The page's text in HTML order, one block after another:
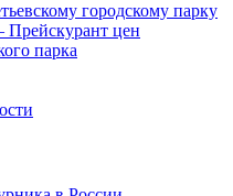
городскому парку
цен
парка